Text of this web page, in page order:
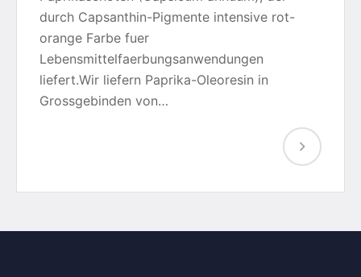
durch Capsanthin-Pigmente intensive rot-
orange Farbe fuer
Lebensmittelfaerbungsanwendungen
liefert.Wir liefern Paprika-Oleoresin in
Grossgebinden von…